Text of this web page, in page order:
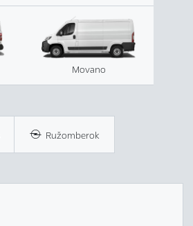
Movano
Ružomberok